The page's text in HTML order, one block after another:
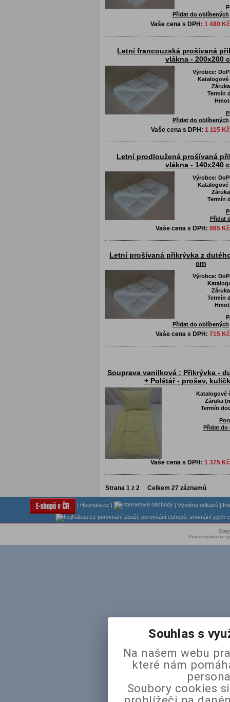
Přidat do oblíbených
Vaše cena s DPH: 1 480 Kč
Letní francouzská prošívaná
vlákna - 200x200
Výrobce:
Termín
Přidat do oblíbených
Vaše cena s DPH: 1 115 Kč
Letní prodloužená prošívaná
vlákna - 140x240
Výrobce:
Termín
Přidat
Vaše cena s DPH: 865 Kč
Letní prošívaná přikrývka z
cm
Výrobce:
Termín
Přidat do oblíbených
Vaše cena s DPH: 715 Kč
Souprava vanilková : Přikrývka -
+ Polštář - prošev,
Katalogové
Záruka
Termín
Přidat do
Vaše cena s DPH: 1 375 Kč
Strana 1 z 2 Celkem 27 záznamů
| Heureka.cz | | Výměna odkazů |
Provozováno na
Souhlas s
Na našem webu
které nám
Soubory cookies